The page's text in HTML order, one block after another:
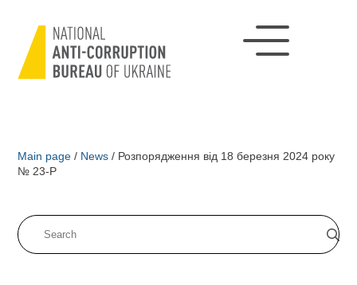
Main page / News / Розпорядження від 18 березня 2024 року
№ 23-Р